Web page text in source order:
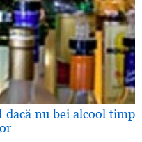
dacă nu bei alcool timp